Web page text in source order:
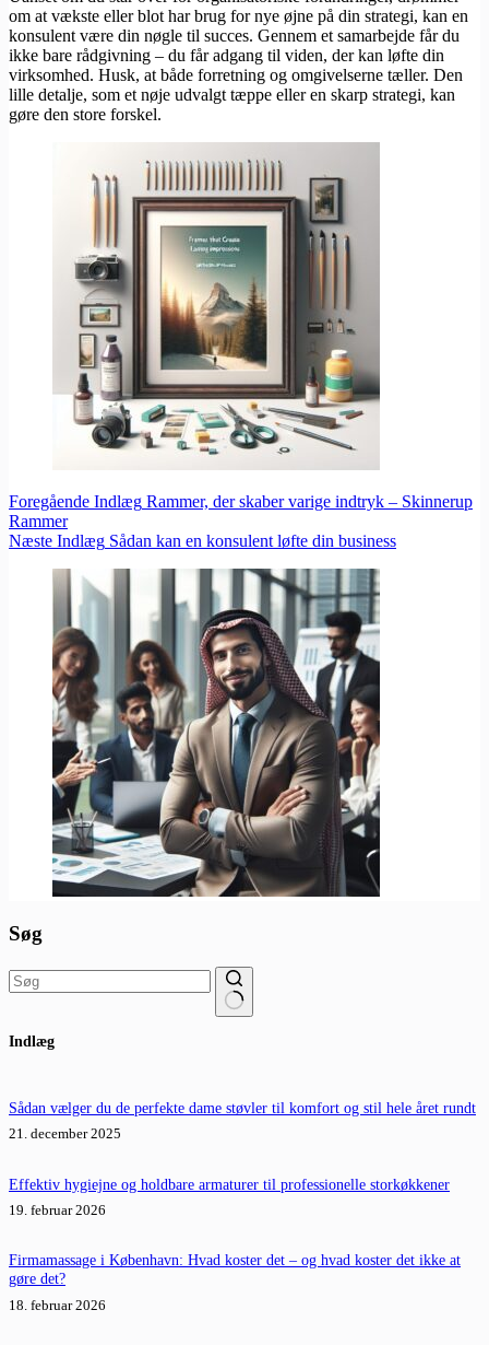
om at vækste eller blot har brug for nye øjne på din strategi, kan en
konsulent være din nøgle til succes. Gennem et samarbejde får du
ikke bare rådgivning – du får adgang til viden, der kan løfte din
virksomhed. Husk, at både forretning og omgivelserne tæller. Den
lille detalje, som et nøje udvalgt tæppe eller en skarp strategi, kan
gøre den store forskel.
Foregående Indlæg Rammer, der skaber varige indtryk – Skinnerup
Rammer
Næste Indlæg Sådan kan en konsulent løfte din business
Søg
resultater
Indlæg
Sådan vælger du de perfekte dame støvler til komfort og stil hele året rundt
21. december 2025
Effektiv hygiejne og holdbare armaturer til professionelle storkøkkener
19. februar 2026
Firmamassage i København: Hvad koster det – og hvad koster det ikke at
gøre det?
18. februar 2026